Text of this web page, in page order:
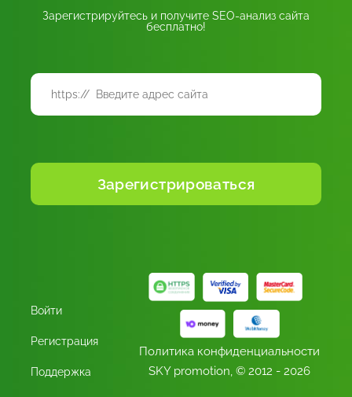
Зарегистрируйтесь и получите SEO-анализ сайта
бесплатно!
Войти
Регистрация
Поддержка
Политика конфиденциальности
SKY promotion, © 2012 - 2026